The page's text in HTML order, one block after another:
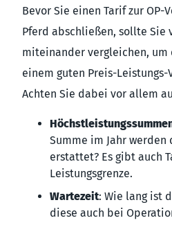
Bevor Sie einen Tarif zur OP-
Pferd abschließen, sollte Sie
miteinander vergleichen, um
einem guten Preis-
Achten Sie dabei vor allem
Summe im Jahr werden
erstattet? Es gibt auch
Leistungsgrenze.
Wartezeit: Wie lang ist
diese auch bei